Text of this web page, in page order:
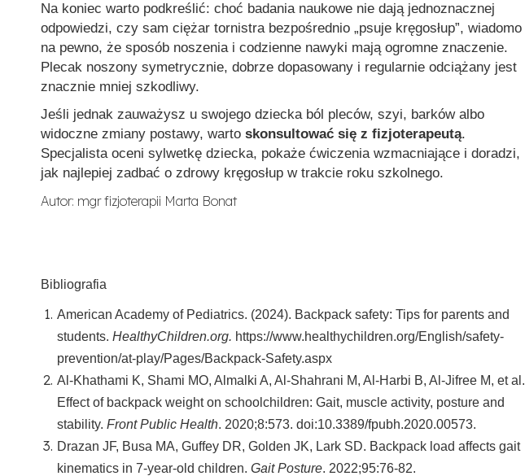
Na koniec warto podkreślić: choć badania naukowe nie dają jednoznacznej
odpowiedzi, czy sam ciężar tornistra bezpośrednio „psuje kręgosłup”, wiadomo
na pewno, że sposób noszenia i codzienne nawyki mają ogromne znaczenie.
Plecak noszony symetrycznie, dobrze dopasowany i regularnie odciążany jest
znacznie mniej szkodliwy.
Jeśli jednak zauważysz u swojego dziecka ból pleców, szyi, barków albo
widoczne zmiany postawy, warto skonsultować się z fizjoterapeutą.
Specjalista oceni sylwetkę dziecka, pokaże ćwiczenia wzmacniające i doradzi,
jak najlepiej zadbać o zdrowy kręgosłup w trakcie roku szkolnego.
Autor: mgr fizjoterapii Marta Bonat
Bibliografia
American Academy of Pediatrics. (2024). Backpack safety: Tips for parents and
students. HealthyChildren.org. https://www.healthychildren.org/English/safety-
prevention/at-play/Pages/Backpack-Safety.aspx
Al-Khathami K, Shami MO, Almalki A, Al-Shahrani M, Al-Harbi B, Al-Jifree M, et al.
Effect of backpack weight on schoolchildren: Gait, muscle activity, posture and
stability. Front Public Health. 2020;8:573. doi:10.3389/fpubh.2020.00573.
Drazan JF, Busa MA, Guffey DR, Golden JK, Lark SD. Backpack load affects gait
kinematics in 7-year-old children. Gait Posture. 2022;95:76-82.